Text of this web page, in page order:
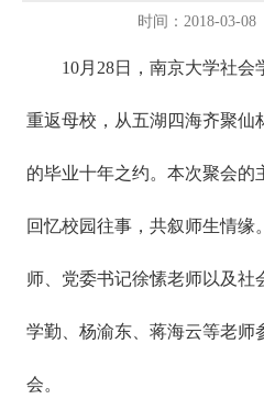
时间：2018-03-08
10月28日，南京大学社会
重返母校，从五湖四海齐聚仙
的毕业十年之约。本次聚会的
回忆校园往事，共叙师生情缘
师、党委书记徐愫老师以及社
学勤、杨渝东、蒋海云等老师
会。